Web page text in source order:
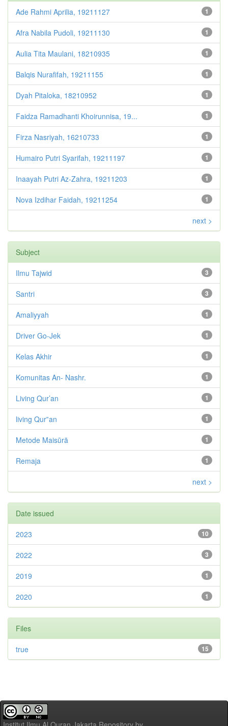
1
Ade Rahmi Aprilia, 19211127
1
Afra Nabila Pudoli, 19211130
1
Aulia Tita Maulani, 18210935
1
Balqis Nurafifah, 19211155
1
Dyah Pitaloka, 18210952
1
Faidza Ramadhanti Khoirunnisa, 19...
1
Firza Nasriyah, 16210733
1
Humairo Putri Syarifah, 19211197
1
Inaayah Putri Az-Zahra, 19211203
1
Nova Izdihar Faidah, 19211254
next >
Subject
3
Ilmu Tajwid
3
Santri
1
Amaliyyah
1
Driver Go-Jek
1
Kelas Akhir
1
Komunitas An- Nashr.
1
Living Qur’an
1
living Qur‟an
1
Metode Maisūrā
1
Remaja
next >
Date issued
10
2023
3
2022
1
2019
1
2020
Files
15
true